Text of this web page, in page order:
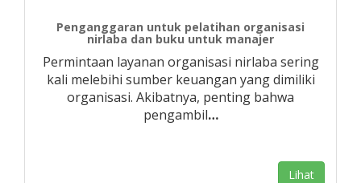
Penganggaran untuk pelatihan organisasi
nirlaba dan buku untuk manajer
Permintaan layanan organisasi nirlaba sering
kali melebihi sumber keuangan yang dimiliki
organisasi. Akibatnya, penting bahwa
pengambil…
Lihat